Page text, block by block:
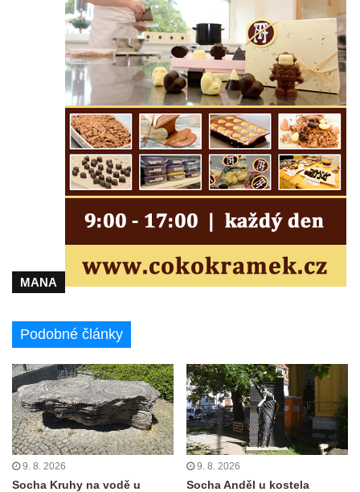
Socha Iásón v ZOO Leipzig
Socha Mladý slon v ZOO Leipzig
Socha Býk v ZOO Dresden
Socha Uprchlý otrok bojuje s divokým psem
v ZOO Dresden
Socha krokodýla v ZOO Dresden
Socha slona v ZOO Dresden
Socha Faun s medvíďaty v ZOO Dresden
ZOO Dresden
Socha světce severně od Lužce nad
Vltavou
Pamětní kámen revitalizace Vltavy Vraňany
Strom svobody a památník 100 let republiky
Boží muka v parku před domem čp. 17 v
Hrobčicích
Sochy „Klaun a dívenka“ v parku v centru
Hrobčic
Socha svatého Antonína poustevníka v
MANA
Podobné články
9. 8. 2026
Socha Kruhy na vodě u
9. 8. 2026
Socha Anděl u kostela